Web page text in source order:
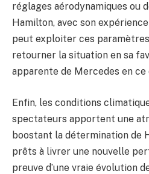
réglages aérodynamiques ou
Hamilton, avec son
peut exploiter ces
retourner la situation en sa
apparente de Mercedes en ce
Enfin, les conditions
spectateurs apportent une
boostant la détermination de
prêts à livrer une nouvelle
preuve d’une vraie évolution